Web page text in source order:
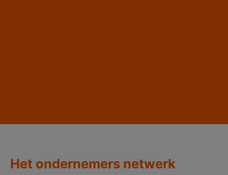
Het ondernemers netwerk